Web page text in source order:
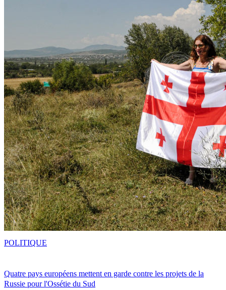
Quatre pays européens mettent en garde contre les projets de la
Russie pour l'Ossétie du Sud
POLITIQUE